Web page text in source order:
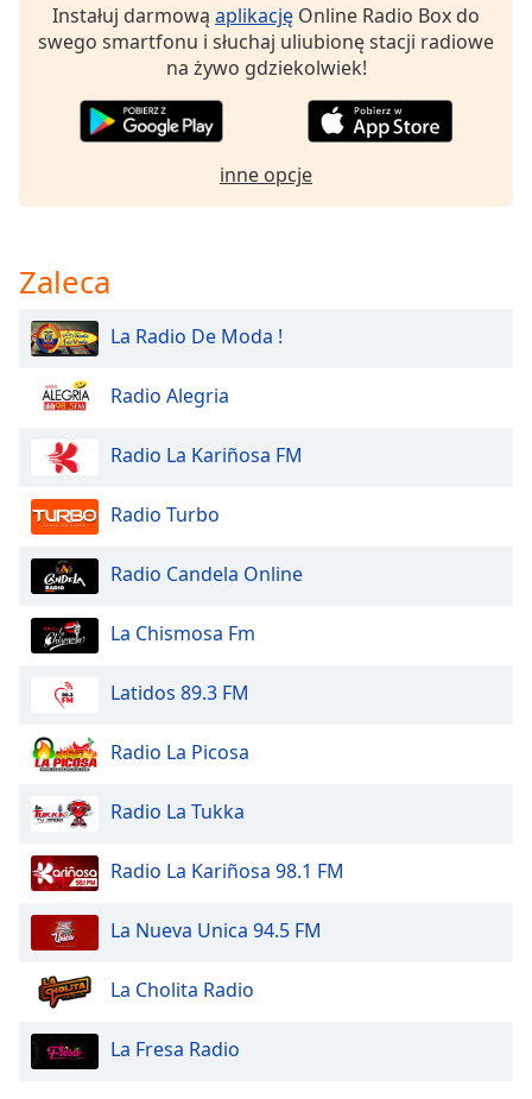
Beginning
the
window.
Text
Color
Opacity
Text
Background
Color
Opacity
Caption
Area
Background
Opacity
Font
Size
Edge
Style
Instałuj darmową aplikację Online Radio Box do
swego smartfonu i słuchaj uliubionę stacji radiowe
na żywo gdziekolwiek!
inne opcje
Zaleca
La Radio De Moda !
Radio Alegria
Radio La Kariñosa FM
Radio Turbo
Radio Candela Online
La Chismosa Fm
Latidos 89.3 FM
Radio La Picosa
Radio La Tukka
Radio La Kariñosa 98.1 FM
La Nueva Unica 94.5 FM
La Cholita Radio
La Fresa Radio